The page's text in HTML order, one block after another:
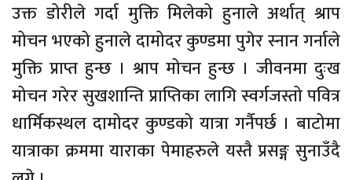
उक्त डोरीले गर्दा मुक्ति मिलेको हुनाले अर्थात् श्राप
मोचन भएको हुनाले दामोदर कुण्डमा पुगेर स्नान गर्नाले
मुक्ति प्राप्त हुन्छ । श्राप मोचन हुन्छ । जीवनमा दुःख
मोचन गरेर सुखशान्ति प्राप्तिका लागि स्वर्गजस्तो पवित्र
धार्मिकस्थल दामोदर कुण्डको यात्रा गर्नैपर्छ । बाटोमा
यात्राका क्रममा याराका पेमाहरुले यस्तै प्रसङ्ग सुनाउँदै